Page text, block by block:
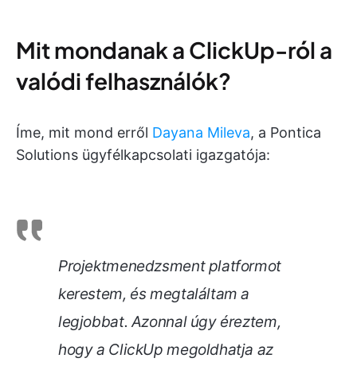
Mit mondanak a ClickUp-ról a
valódi felhasználók?
Íme, mit mond erről Dayana Mileva, a Pontica
Solutions ügyfélkapcsolati igazgatója:
Projektmenedzsment platformot
kerestem, és megtaláltam a
legjobbat. Azonnal úgy éreztem,
hogy a ClickUp megoldhatja az